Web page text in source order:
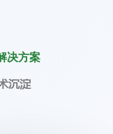
决方案
沉淀